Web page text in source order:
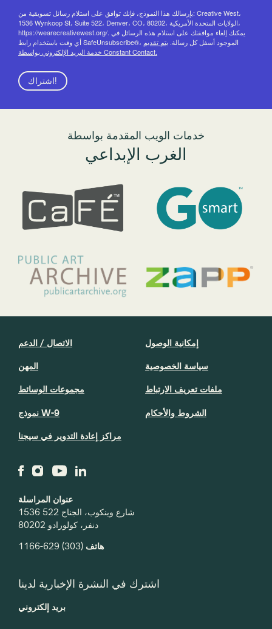
بإرسالك هذا النموذج، فإنك توافق على استلام رسائل تسويقية من: Creative West،
1536 Wynkoop St، Suite 522، Denver، CO، 80202، الولايات المتحدة الأمريكية،
https://wearecreativewest.org/. يمكنك إلغاء موافقتك على استلام هذه الرسائل في
أي وقت باستخدام رابط SafeUnsubscribe®، الموجود أسفل كل رسالة. يتم تقديم
خدمة البريد الإلكتروني بواسطة Constant Contact.
اشتراك!
خدمات الويب المقدمة بواسطة
الغرب الإبداعي
عنوان المراسلة
1536 شارع وينكوب، الجناح 522
دنفر، كولورادو 80202
هاتف (303) 629-1166
الاتصال / الدعم
المهن
مجموعات الوسائط
نموذج W-9
مراكز إعادة التدوير في سيجنا
إمكانية الوصول
سياسة الخصوصية
ملفات تعريف الارتباط
الشروط والأحكام
اشترك في النشرة الإخبارية لدينا
بريد إلكتروني